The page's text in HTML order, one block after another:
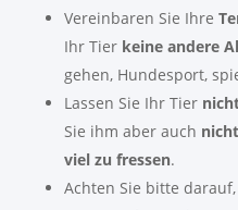
Vereinbaren Sie Ihre
Ihr Tier keine andere
gehen, Hundesport,
Lassen Sie Ihr Tier
Sie ihm aber auch
viel zu fressen.
Achten Sie bitte